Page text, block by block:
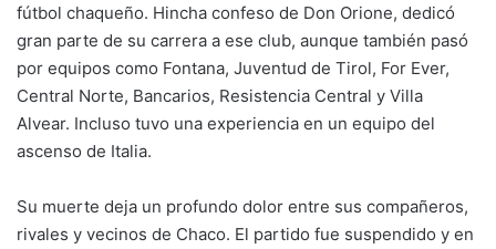
fútbol chaqueño. Hincha confeso de Don Orione, dedicó
gran parte de su carrera a ese club, aunque también pasó
por equipos como Fontana, Juventud de Tirol, For Ever,
Central Norte, Bancarios, Resistencia Central y Villa
Alvear. Incluso tuvo una experiencia en un equipo del
ascenso de Italia.
Su muerte deja un profundo dolor entre sus compañeros,
rivales y vecinos de Chaco. El partido fue suspendido y en